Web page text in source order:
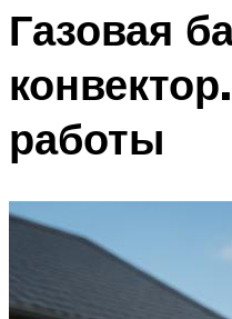
Газовая
работы